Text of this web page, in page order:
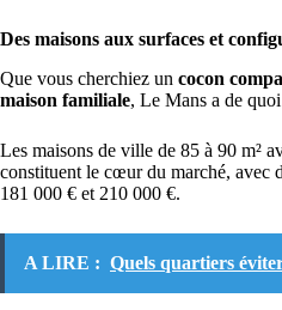
Des maisons aux surfaces et
Que vous cherchiez un cocon
maison familiale, Le Mans a de
Les maisons de ville de 85 à 90 m²
constituent le cœur du marché, avec
181 000 € et 210 000 €.
A LIRE : Quels quartiers